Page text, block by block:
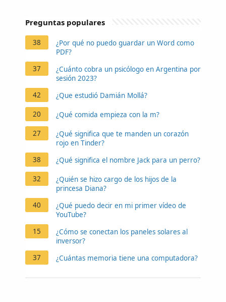
Preguntas populares
38
¿Por qué no puedo guardar un Word como
PDF?
37
¿Cuánto cobra un psicólogo en Argentina por
sesión 2023?
42
¿Que estudió Damián Mollá?
20 ¿Qué comida empieza con la m?
27
¿Qué significa que te manden un corazón
rojo en Tinder?
38
¿Qué significa el nombre Jack para un perro?
32
¿Quién se hizo cargo de los hijos de la
princesa Diana?
40
¿Qué puedo decir en mi primer vídeo de
YouTube?
15
¿Cómo se conectan los paneles solares al
inversor?
37
¿Cuántas memoria tiene una computadora?